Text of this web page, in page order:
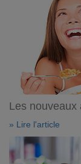
Les nouveaux
» Lire l'article